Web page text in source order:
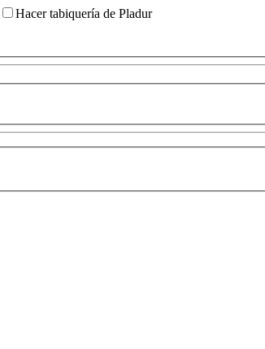
Hacer tabiquería de Pladur